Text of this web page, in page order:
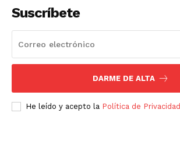
Suscríbete
DARME DE ALTA
He leído y acepto la Política de Privacidad